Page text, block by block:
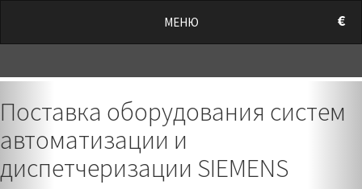
€
МЕНЮ
Поставка оборудования систем
автоматизации и
диспетчеризации SIEMENS